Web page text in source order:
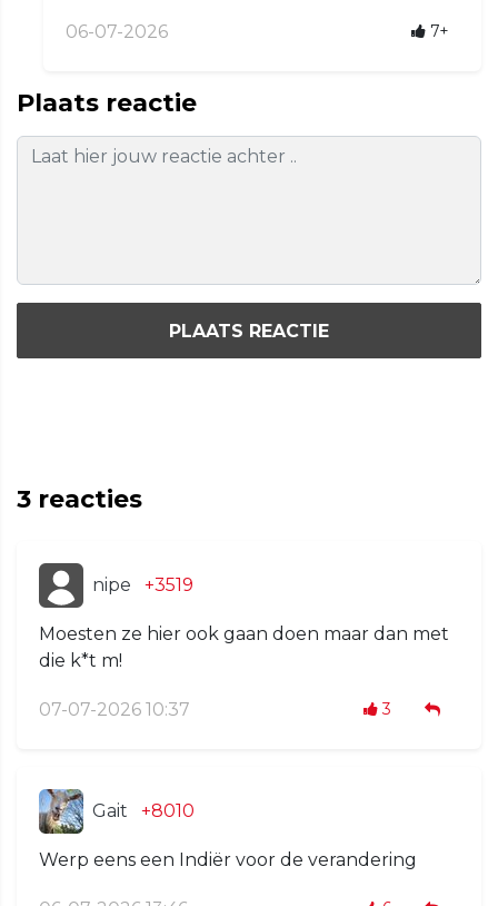
06-07-2026 7+
Plaats reactie
PLAATS REACTIE
3 reacties
nipe +3519
Moesten ze hier ook gaan doen maar dan met
die k*t m!
07-07-2026 10:37 3
Gait +8010
Werp eens een Indiër voor de verandering